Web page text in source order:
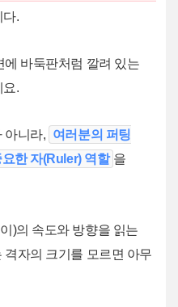
다.
에 바둑판처럼 깔려 있는
요.
아니라, 여러분의 퍼팅
한 자(Ruler) 역할 을
)의 속도와 방향을 읽는
격자의 크기를 모르면 아무